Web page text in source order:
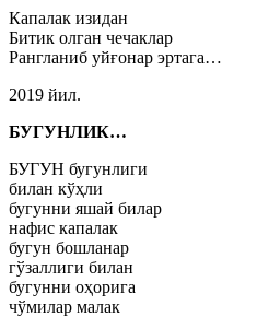
Капалак изидан
Битик олган чечаклар
Рангланиб уйғонар эртага…
2019 йил.
БУГУНЛИК…
БУГУН бугунлиги
билан кўҳли
бугунни яшай билар
нафис капалак
бугун бошланар
гўзаллиги билан
бугунни оҳорига
чўмилар малак